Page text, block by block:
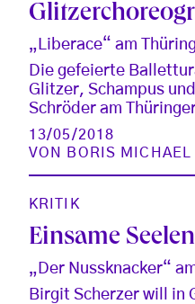
„Liberace“ am
Die gefeierte
Glitzer, Schampus
Schröder am
13/05/2018
VON
BORIS MICHAEL
KRITIK
Einsame Seelen
„Der Nussknacker“
Birgit Scherzer will in